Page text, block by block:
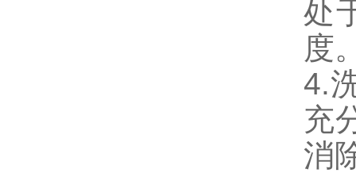
处
度
4.
充
消